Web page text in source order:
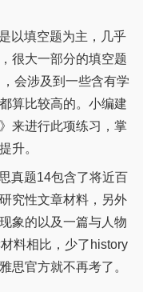
以填空题为主，几乎
很大一部分的填空题
会涉及到一些含有学
算比较高的。小编建
》来进行此项练习，掌
升。
真题14包含了将近百
究性文章材料，另外
象的以及一篇与人物
料相比，少了history
思官方就不再考了。